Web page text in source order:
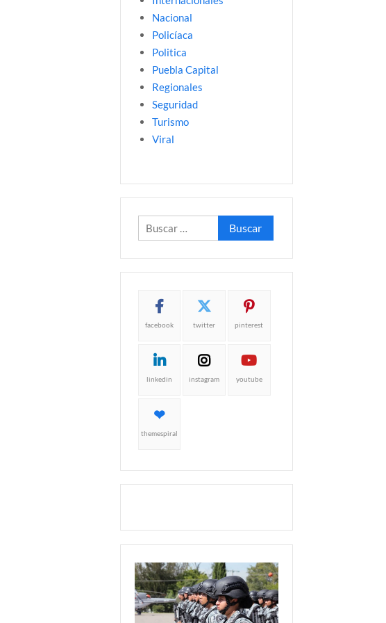
Nacional
Policíaca
Politica
Puebla Capital
Regionales
Seguridad
Turismo
Viral
Buscar:
facebook twitter pinterest
linkedin instagram youtube
themespiral